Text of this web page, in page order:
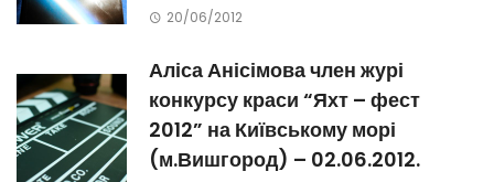
20/06/2012
Аліса Анісімова член журі
конкурсу краси “Яхт – фест
2012” на Київському морі
(м.Вишгород) – 02.06.2012.